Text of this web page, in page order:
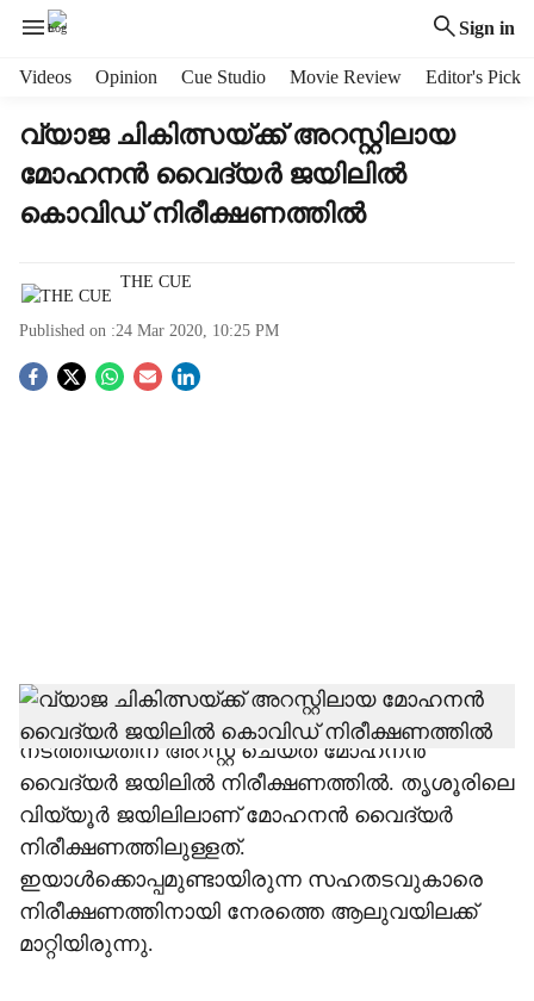
Sign in
Videos Opinion Cue Studio Movie Review Editor's Pick
വ്യാജ ചികിത്സയ്ക്ക് അറസ്റ്റിലായ
മോഹനന്‍ വൈദ്യര്‍ ജയിലില്‍
കൊവിഡ് നിരീക്ഷണത്തില്‍
THE CUE
Published on :24 Mar 2020, 10:25 PM
S
h
a
r
e
കൊവിഡ് 19ന്റെ പേരില്‍ വ്യാജചികിത്സ
നടത്തിയതിന് അറസ്റ്റ് ചെയ്ത മോഹനന്‍
വൈദ്യര്‍ ജയിലില്‍ നിരീക്ഷണത്തില്‍. തൃശൂരിലെ
വിയ്യൂര്‍ ജയിലിലാണ് മോഹനന്‍ വൈദ്യര്‍
നിരീക്ഷണത്തിലുള്ളത്.
ഇയാള്‍ക്കൊപ്പമുണ്ടായിരുന്ന സഹതടവുകാരെ
നിരീക്ഷണത്തിനായി നേരത്തെ ആലുവയിലക്ക്
മാറ്റിയിരുന്നു.